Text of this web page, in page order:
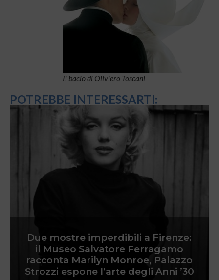
Il bacio di Oliviero Toscani
POTREBBE INTERESSARTI:
Due mostre imperdibili a Firenze:
il Museo Salvatore Ferragamo
racconta Marilyn Monroe, Palazzo
Strozzi espone l’arte degli Anni ’30